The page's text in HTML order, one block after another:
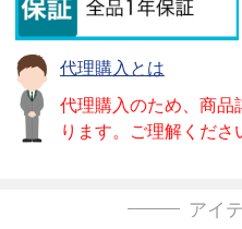
代理購入とは
代理購入のため、商
ります。ご理解くださ
アイ